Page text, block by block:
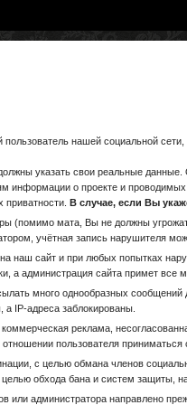
пользователь нашей социальной
указать свои реальные
информации о проекте и
приватности. В случае, если Вы
(помимо мата, Вы не должны
учётная запись нарушителя
наш сайт и при любых попытках
а администрация сайта примет
много однообразных сообщений
а IP-адреса заблокированы.
реклама,
пользователя
с целью обмана членов
обхода бана и систем защиты,
или администратора направлено